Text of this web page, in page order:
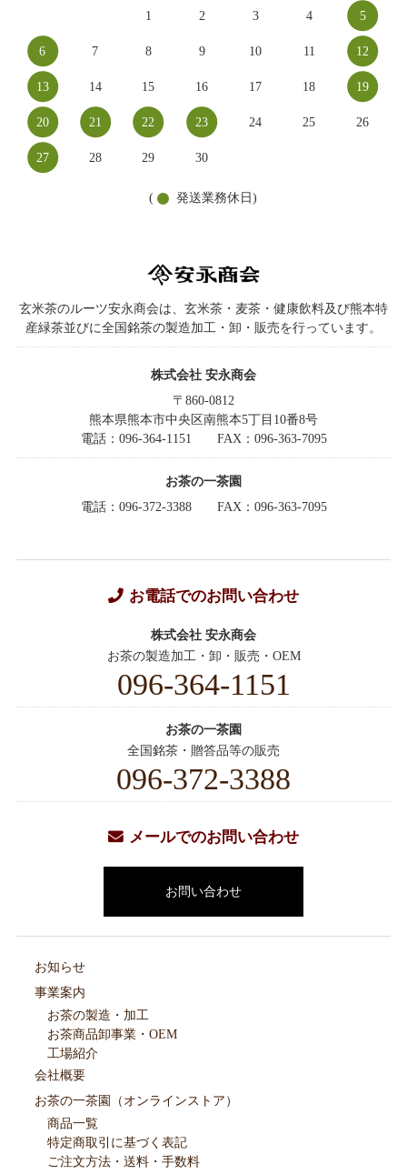
1 2 3 4 5
6 7 8 9 10 11 12
13 14 15 16 17 18 19
20 21 22 23 24 25 26
27 28 29 30
( 発送業務休日)
玄米茶のルーツ安永商会は、玄米茶・麦茶・健康飲料及び熊本特
産緑茶並びに全国銘茶の製造加工・卸・販売を行っています。
株式会社 安永商会
〒860-0812
熊本県熊本市中央区南熊本5丁目10番8号
電話：096-364-1151
FAX：096-363-7095
お茶の一茶園
電話：096-372-3388
FAX：096-363-7095
お電話でのお問い合わせ
株式会社 安永商会
お茶の製造加工・卸・販売・OEM
096-364-1151
お茶の一茶園
全国銘茶・贈答品等の販売
096-372-3388
メールでのお問い合わせ
お問い合わせ
お知らせ
事業案内
お茶の製造・加工
お茶商品卸事業・OEM
工場紹介
会社概要
お茶の一茶園（オンラインストア）
商品一覧
特定商取引に基づく表記
ご注文方法・送料・手数料